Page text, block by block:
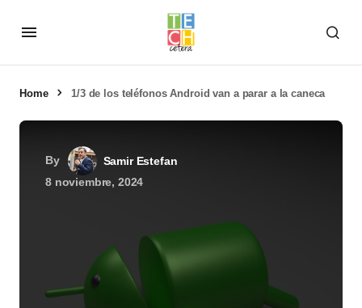
Home 1/3 de los teléfonos Android van a parar a la caneca
By
Samir Estefan
8 noviembre, 2024